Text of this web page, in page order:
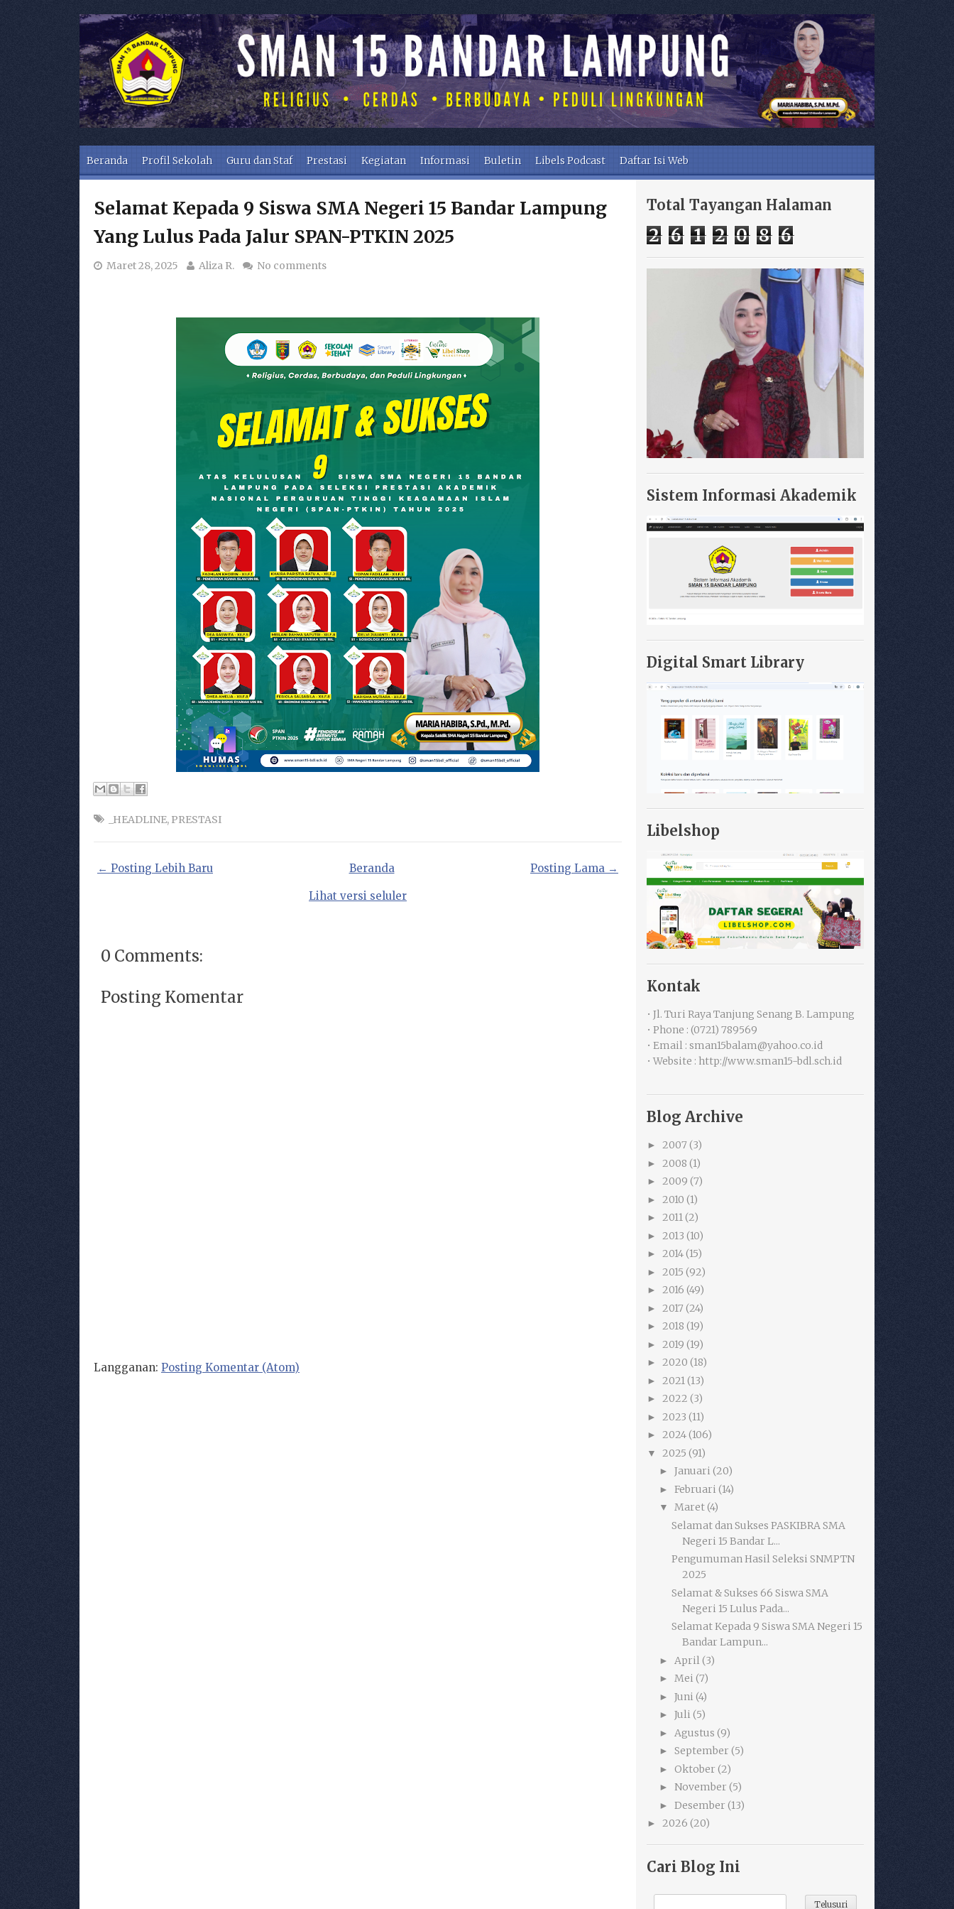
Skip to content
Beranda Profil Sekolah Guru dan Staf Prestasi Kegiatan Informasi Buletin Libels Podcast Daftar Isi Web
Selamat Kepada 9 Siswa SMA Negeri 15 Bandar Lampung
Yang Lulus Pada Jalur SPAN-PTKIN 2025
Maret 28, 2025 Aliza R. No comments
_HEADLINE, PRESTASI
← Posting Lebih Baru Posting Lama →
Beranda
Lihat versi seluler
0 Comments:
Posting Komentar
Langganan: Posting Komentar (Atom)
Total Tayangan Halaman
2 6 1 2 0 8 6
Sistem Informasi Akademik
Digital Smart Library
Libelshop
Kontak
• Jl. Turi Raya Tanjung Senang B. Lampung
• Phone : (0721) 789569
• Email : sman15balam@yahoo.co.id
• Website : http://www.sman15-bdl.sch.id
Blog Archive
► 2007 (3)
► 2008 (1)
► 2009 (7)
► 2010 (1)
► 2011(2)
► 2013 (10)
► 2014(15)
► 2015 (92)
► 2016 (49)
► 2017 (24)
► 2018 (19)
► 2019 (19)
► 2020 (18)
► 2021(13)
► 2022 (3)
► 2023 (11)
► 2024(106)
▼ 2025 (91)
► Januari (20)
► Februari (14)
▼ Maret(4)
Selamat dan Sukses PASKIBRA SMA
Negeri 15 Bandar L...
Pengumuman Hasil Seleksi SNMPTN
2025
Selamat & Sukses 66 Siswa SMA
Negeri 15 Lulus Pada...
Selamat Kepada 9 Siswa SMA Negeri 15
Bandar Lampun...
► April(3)
► Mei (7)
► Juni (4)
► Juli (5)
► Agustus (9)
► September (5)
► Oktober (2)
► November (5)
► Desember (13)
► 2026 (20)
Cari Blog Ini